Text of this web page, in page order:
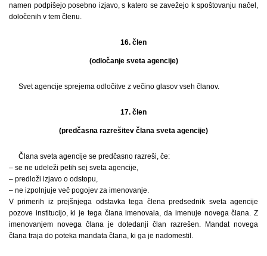
namen podpišejo posebno izjavo, s katero se zavežejo k spoštovanju načel,
določenih v tem členu.
16. člen
(odločanje sveta agencije)
Svet agencije sprejema odločitve z večino glasov vseh članov.
17. člen
(predčasna razrešitev člana sveta agencije)
Člana sveta agencije se predčasno razreši, če:
– se ne udeleži petih sej sveta agencije,
– predloži izjavo o odstopu,
– ne izpolnjuje več pogojev za imenovanje.
V primerih iz prejšnjega odstavka tega člena predsednik sveta agencije
pozove institucijo, ki je tega člana imenovala, da imenuje novega člana. Z
imenovanjem novega člana je dotedanji član razrešen. Mandat novega
člana traja do poteka mandata člana, ki ga je nadomestil.